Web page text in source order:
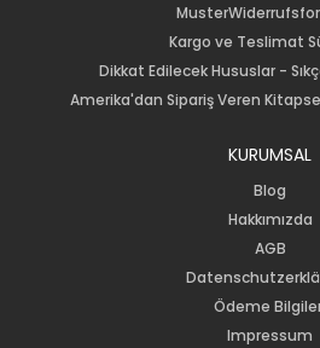
Kargo ve Teslimat
Dikkat Edilecek Hususlar -
Amerika'dan Sipariş Veren
KURUMSAL
Blog
Hakkımızda
AGB
Ödeme
Impressum